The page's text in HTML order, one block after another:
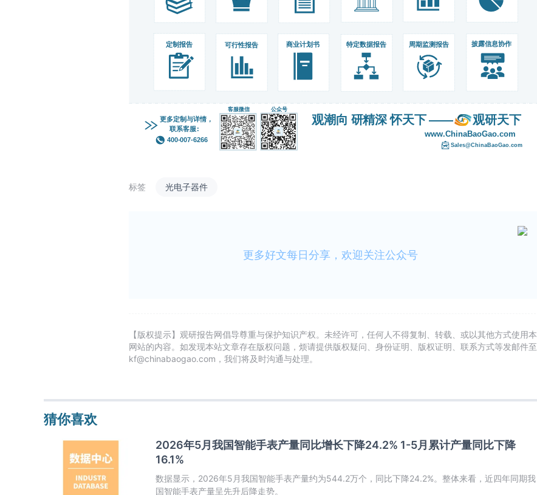
标签 光电子器件
更多好文每日分享，欢迎关注公众号
【版权提示】观研报告网倡导尊重与保护知识产权。未经许可，任何人不得复制、转载、或以其他方式使用本
网站的内容。如发现本站文章存在版权问题，烦请提供版权疑问、身份证明、版权证明、联系方式等发邮件至
kf@chinabaogao.com，我们将及时沟通与处理。
猜你喜欢
2026年5月我国智能手表产量同比增长下降24.2% 1-5月累计产量同比下降
16.1%
数据显示，2026年5月我国智能手表产量约为544.2万个，同比下降24.2%。整体来看，近四年同期我
国智能手表产量呈先升后降走势。